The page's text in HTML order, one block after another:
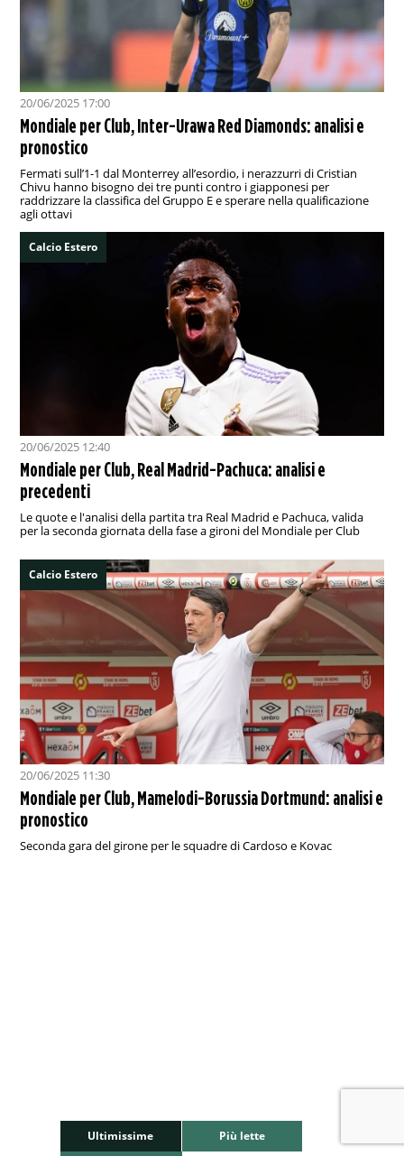
20/06/2025 17:00
Mondiale per Club, Inter-Urawa Red Diamonds: analisi e
pronostico
Fermati sull’1-1 dal Monterrey all’esordio, i nerazzurri di Cristian
Chivu hanno bisogno dei tre punti contro i giapponesi per
raddrizzare la classifica del Gruppo E e sperare nella qualificazione
agli ottavi
Calcio Estero
20/06/2025 12:40
Mondiale per Club, Real Madrid-Pachuca: analisi e
precedenti
Le quote e l'analisi della partita tra Real Madrid e Pachuca, valida
per la seconda giornata della fase a gironi del Mondiale per Club
Calcio Estero
20/06/2025 11:30
Mondiale per Club, Mamelodi-Borussia Dortmund: analisi e
pronostico
Seconda gara del girone per le squadre di Cardoso e Kovac
Ultimissime Più lette